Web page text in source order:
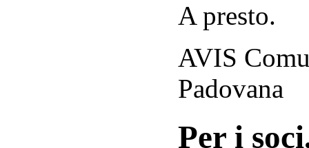
A presto.
AVIS
Padovana
Per i